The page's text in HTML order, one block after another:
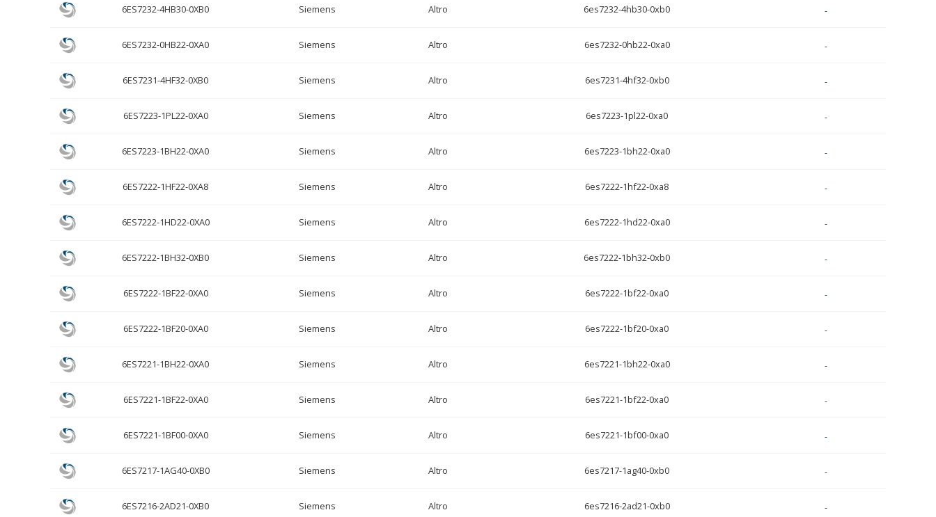
6ES7232-4HB30-0XB0 Siemens Altro 6es7232-4hb30-0xb0 -
6ES7232-0HB22-0XA0 Siemens Altro 6es7232-0hb22-0xa0 -
6ES7231-4HF32-0XB0 Siemens Altro 6es7231-4hf32-0xb0 -
6ES7223-1PL22-0XA0 Siemens Altro 6es7223-1pl22-0xa0 -
6ES7223-1BH22-0XA0 Siemens Altro 6es7223-1bh22-0xa0 -
6ES7222-1HF22-0XA8 Siemens Altro 6es7222-1hf22-0xa8 -
6ES7222-1HD22-0XA0 Siemens Altro 6es7222-1hd22-0xa0 -
6ES7222-1BH32-0XB0 Siemens Altro 6es7222-1bh32-0xb0 -
6ES7222-1BF22-0XA0 Siemens Altro 6es7222-1bf22-0xa0 -
6ES7222-1BF20-0XA0 Siemens Altro 6es7222-1bf20-0xa0 -
6ES7221-1BH22-0XA0 Siemens Altro 6es7221-1bh22-0xa0 -
6ES7221-1BF22-0XA0 Siemens Altro 6es7221-1bf22-0xa0 -
6ES7221-1BF00-0XA0 Siemens Altro 6es7221-1bf00-0xa0 -
6ES7217-1AG40-0XB0 Siemens Altro 6es7217-1ag40-0xb0 -
6ES7216-2AD21-0XB0 Siemens Altro 6es7216-2ad21-0xb0 -